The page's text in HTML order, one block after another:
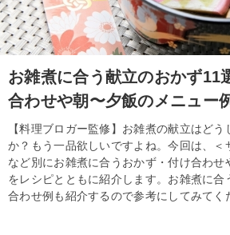
お雑煮に合う献立のおかず11
合わせや朝〜夕飯のメニュー
【料理ブロガー監修】お雑煮の献立はどう
か？もう一品欲しいですよね。今回は、＜
など別にお雑煮に合うおかず・付け合わせ
をレシピとともに紹介します。お雑煮に合
合わせ例も紹介するので参考にしてみてく